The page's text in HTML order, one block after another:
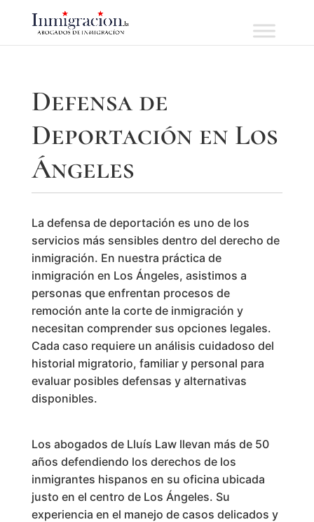
Defensa de
Deportación en Los
Ángeles
La defensa de deportación es uno de los
servicios más sensibles dentro del derecho de
inmigración. En nuestra práctica de
inmigración en Los Ángeles, asistimos a
personas que enfrentan procesos de
remoción ante la corte de inmigración y
necesitan comprender sus opciones legales.
Cada caso requiere un análisis cuidadoso del
historial migratorio, familiar y personal para
evaluar posibles defensas y alternativas
disponibles.
Los abogados de Lluís Law llevan más de 50
años defendiendo los derechos de los
inmigrantes hispanos en su oficina ubicada
justo en el centro de Los Ángeles. Su
experiencia en el manejo de casos delicados y